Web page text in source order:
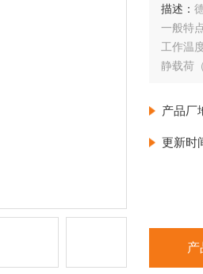
描述：
一般特
工作温
静载荷
输入速
梯形螺
产品厂
更新时
产